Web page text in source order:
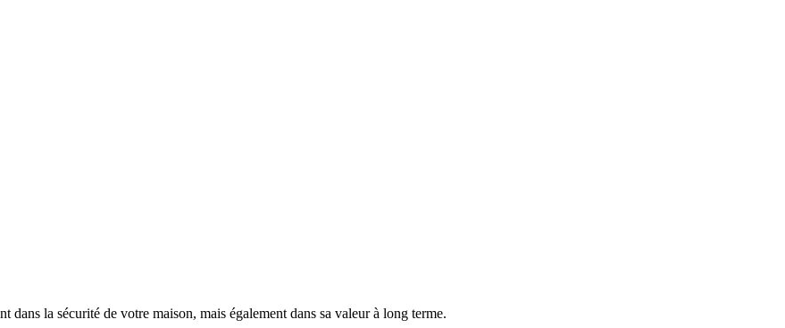
dans la sécurité de votre maison, mais également dans sa valeur à long terme.